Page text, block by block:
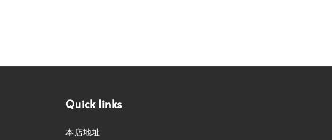
Quick links
本店地址